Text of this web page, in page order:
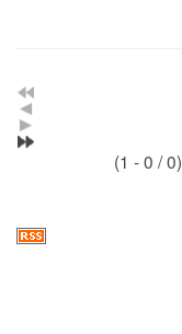
(1 - 0 / 0)